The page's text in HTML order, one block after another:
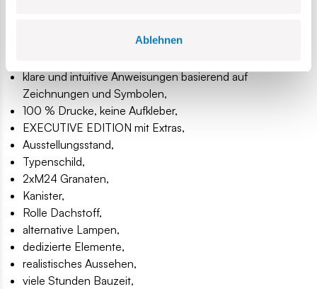
Ablehnen
verblassen nicht beim Spielen oder unter
klare und intuitive Anweisungen basierend auf
Zeichnungen und Symbolen,
100 % Drucke, keine Aufkleber,
EXECUTIVE EDITION mit Extras,
Ausstellungsstand,
Typenschild,
2xM24 Granaten,
Kanister,
Rolle Dachstoff,
alternative Lampen,
dedizierte Elemente,
realistisches Aussehen,
viele Stunden Bauzeit,